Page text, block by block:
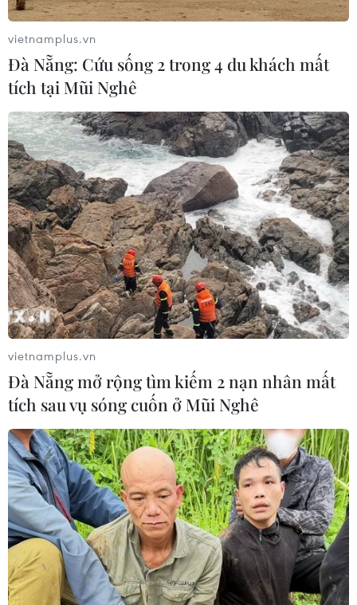
Phát triển thiết bị biến dầu ăn đã qua
sử dụng thành dầu diesel sinh học
08/08/2026 14:57
Chưa có bằng chứng truyền máu trẻ
giúp chống lão hóa
vietnamplus.vn
Đà Nẵng: Cứu sống 2 trong 4 du khách mất
tích tại Mũi Nghê
vietnamplus.vn
Đà Nẵng mở rộng tìm kiếm 2 nạn nhân mất
tích sau vụ sóng cuốn ở Mũi Nghê